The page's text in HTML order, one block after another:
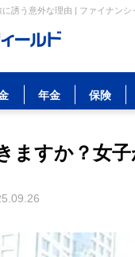
誘う意外な理由 | ファイナンシ
年金 保険
ますか？女